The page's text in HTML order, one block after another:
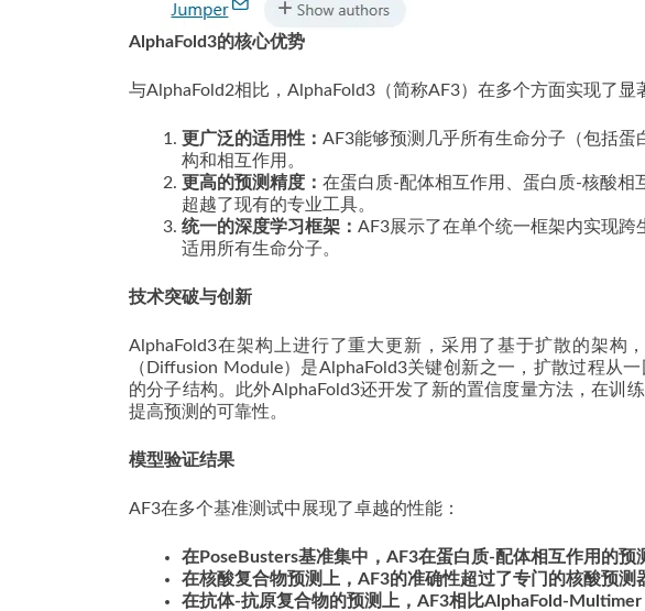
AlphaFold3的核心优势
与AlphaFold2相比，AlphaFold3（简称AF3）在多个方面实现了显
更广泛的适用性： AF3能够预测几乎所有生命分子（包括
构和相互作用。
更高的预测精度： 在蛋白质-配体相互作用、蛋白质-核酸相
超越了现有的专业工具。
统一的深度学习框架： AF3展示了在单个统一框架内实现
适用所有生命分子。
技术突破与创新
AlphaFold3在架构上进行了重大更新，采用了基于扩散的架构
（Diffusion Module）是AlphaFold3关键创新之一，扩散过程从
的分子结构。此外AlphaFold3还开发了新的置信度量方法，在训
提高预测的可靠性。
模型验证结果
AF3在多个基准测试中展现了卓越的性能：
在PoseBusters基准集中，AF3在蛋白质-配体相互作用的预
在核酸复合物预测上，AF3的准确性超过了专门的核酸预测
在抗体-抗原复合物的预测上，AF3相比AlphaFold-Multimer